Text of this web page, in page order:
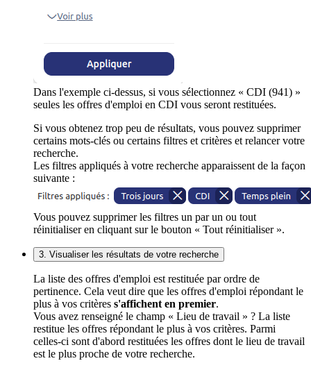
Dans l'exemple ci-dessus, si vous sélectionnez « CDI (941) »
seules les offres d'emploi en CDI vous seront restituées.
Si vous obtenez trop peu de résultats, vous pouvez supprimer
certains mots-clés ou certains filtres et critères et relancer votre
recherche.
Les filtres appliqués à votre recherche apparaissent de la façon
suivante :
Vous pouvez supprimer les filtres un par un ou tout
réinitialiser en cliquant sur le bouton « Tout réinitialiser ».
3. Visualiser les résultats de votre recherche
La liste des offres d'emploi est restituée par ordre de
pertinence. Cela veut dire que les offres d'emploi répondant le
plus à vos critères s'affichent en premier.
Vous avez renseigné le champ « Lieu de travail » ? La liste
restitue les offres répondant le plus à vos critères. Parmi
celles-ci sont d'abord restituées les offres dont le lieu de travail
est le plus proche de votre recherche.